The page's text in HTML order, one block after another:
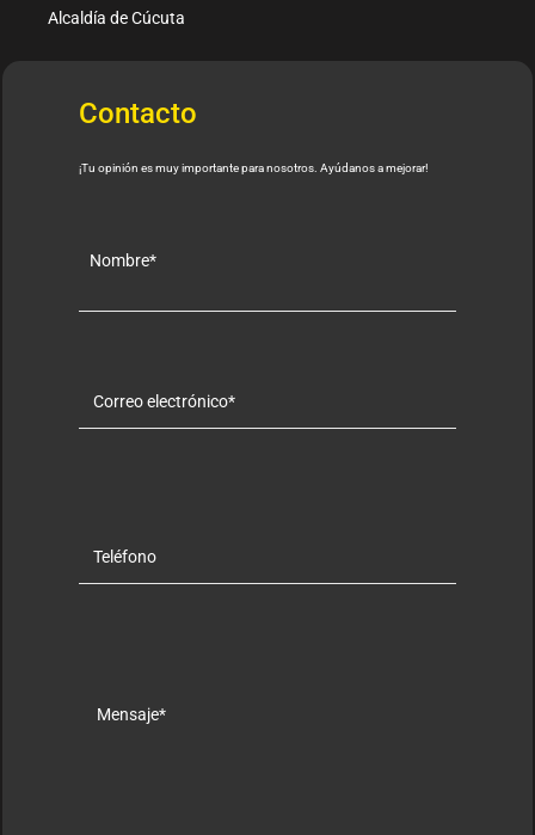
Alcaldía de Cúcuta
Contacto
¡Tu opinión es muy importante para nosotros. Ayúdanos a mejorar!